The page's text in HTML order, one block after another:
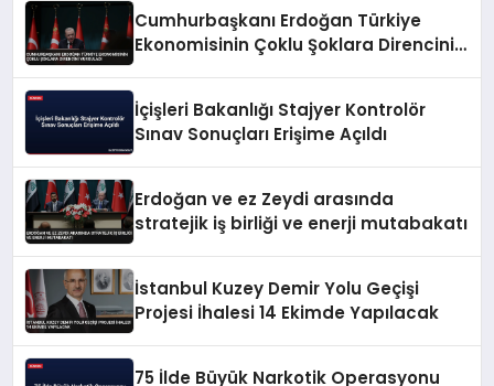
Cumhurbaşkanı Erdoğan Türkiye
Ekonomisinin Çoklu Şoklara Direncini
İçişleri Bakanlığı Stajyer Kontrolör
Sınav Sonuçları Erişime Açıldı
Erdoğan ve ez Zeydi arasında
stratejik iş birliği ve enerji mutabakatı
İstanbul Kuzey Demir Yolu Geçişi
Projesi İhalesi 14 Ekimde Yapılacak
75 İlde Büyük Narkotik Operasyonu